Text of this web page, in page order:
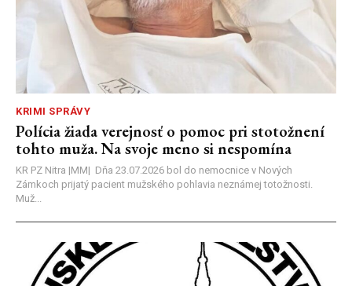
KRIMI SPRÁVY
Polícia žiada verejnosť o pomoc pri stotožnení
tohto muža. Na svoje meno si nespomína
KR PZ Nitra |MM| Dňa 23.07.2026 bol do nemocnice v Nových
Zámkoch prijatý pacient mužského pohlavia neznámej totožnosti.
Muž...